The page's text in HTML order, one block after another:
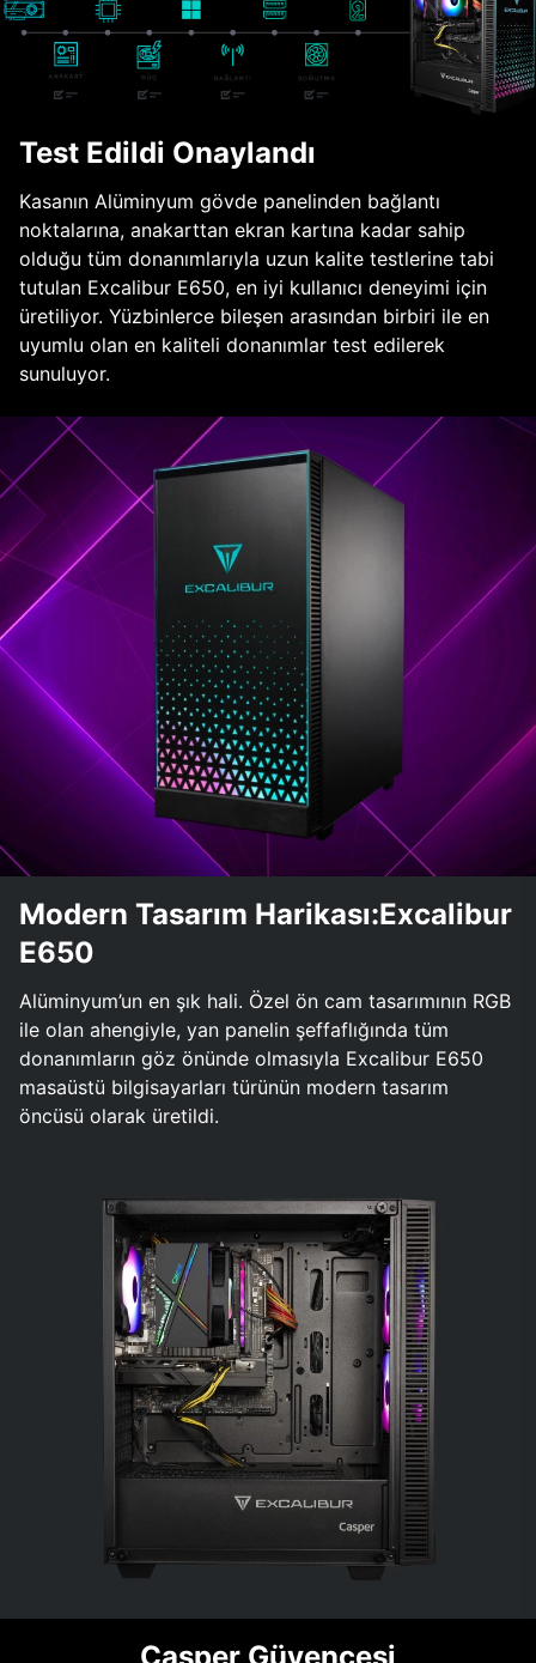
Test Edildi Onaylandı
Kasanın Alüminyum gövde panelinden bağlantı
noktalarına, anakarttan ekran kartına kadar sahip
olduğu tüm donanımlarıyla uzun kalite testlerine tabi
tutulan Excalibur E650, en iyi kullanıcı deneyimi için
üretiliyor. Yüzbinlerce bileşen arasından birbiri ile en
uyumlu olan en kaliteli donanımlar test edilerek
sunuluyor.
Modern Tasarım Harikası:Excalibur
E650
Alüminyum’un en şık hali. Özel ön cam tasarımının RGB
ile olan ahengiyle, yan panelin şeffaflığında tüm
donanımların göz önünde olmasıyla Excalibur E650
masaüstü bilgisayarları türünün modern tasarım
öncüsü olarak üretildi.